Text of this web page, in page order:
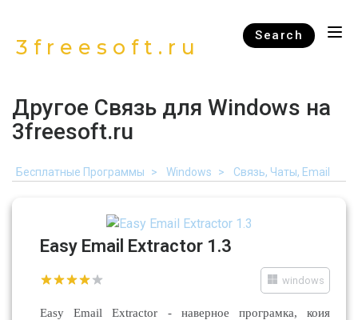
3freesoft.ru Search
Другое Связь для Windows на
3freesoft.ru
Бесплатные Программы Windows Связь, Чаты, Email
Easy Email Extractor 1.3
windows
Easy Email Extractor - наверное програмка, коия